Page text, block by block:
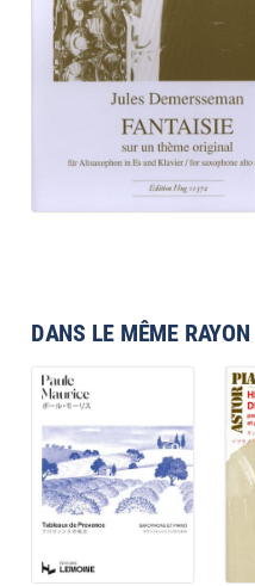
DANS LE MÊME